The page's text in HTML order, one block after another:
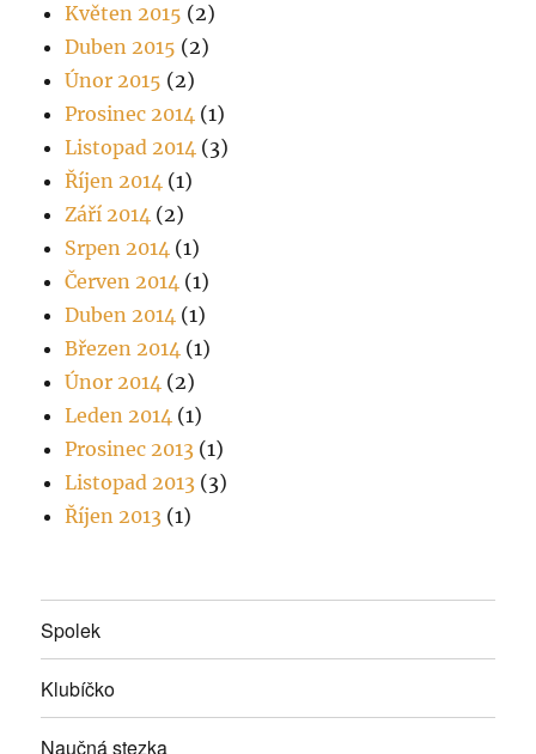
Květen 2015 (2)
Duben 2015 (2)
Únor 2015 (2)
Prosinec 2014 (1)
Listopad 2014 (3)
Říjen 2014 (1)
Září 2014 (2)
Srpen 2014 (1)
Červen 2014 (1)
Duben 2014 (1)
Březen 2014 (1)
Únor 2014 (2)
Leden 2014 (1)
Prosinec 2013 (1)
Listopad 2013 (3)
Říjen 2013 (1)
Spolek
Klubíčko
Naučná stezka